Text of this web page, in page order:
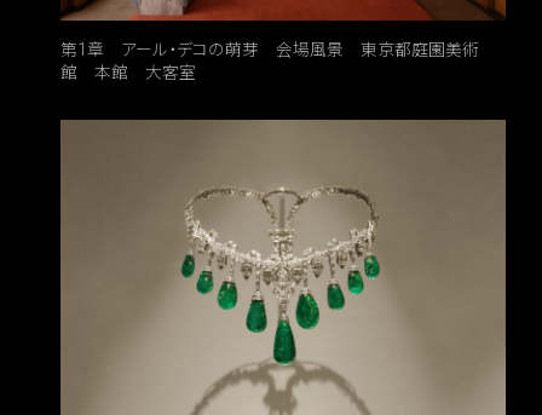
第1章 アール・デコの萌芽 会場風景 東京都庭園美術
館 本館 大客室